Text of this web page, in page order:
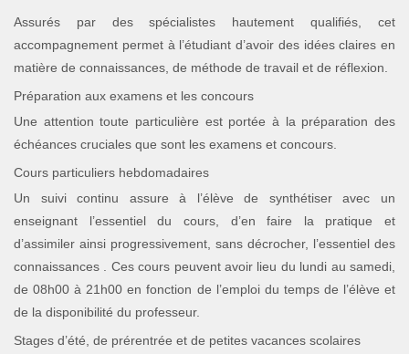
Assurés par des spécialistes hautement qualifiés, cet
accompagnement permet à l’étudiant d’avoir des idées claires en
matière de connaissances, de méthode de travail et de réflexion.
Préparation aux examens et les concours
Une attention toute particulière est portée à la préparation des
échéances cruciales que sont les examens et concours.
Cours particuliers hebdomadaires
Un suivi continu assure à l’élève de synthétiser avec un
enseignant l’essentiel du cours, d’en faire la pratique et
d’assimiler ainsi progressivement, sans décrocher, l’essentiel des
connaissances . Ces cours peuvent avoir lieu du lundi au samedi,
de 08h00 à 21h00 en fonction de l’emploi du temps de l’élève et
de la disponibilité du professeur.
Stages d’été, de prérentrée et de petites vacances scolaires